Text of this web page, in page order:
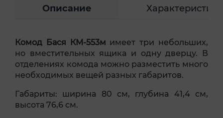
Описание Характеристики
Комод Бася КМ-553м имеет три небольших,
но вместительных ящика и одну дверцу. В
отделениях комода можно разместить много
необходимых вещей разных габаритов.
Габариты: ширина 80 см, глубина 41,4 см,
высота 76,6 см.